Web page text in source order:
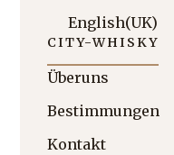
English (UK)
CITY-WHISKY
Über uns
Bestimmungen
Kontakt